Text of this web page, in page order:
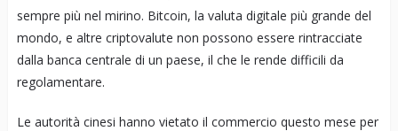
sempre più nel mirino. Bitcoin, la valuta digitale più grande del
mondo, e altre criptovalute non possono essere rintracciate
dalla banca centrale di un paese, il che le rende difficili da
regolamentare.
Le autorità cinesi hanno vietato il commercio questo mese per